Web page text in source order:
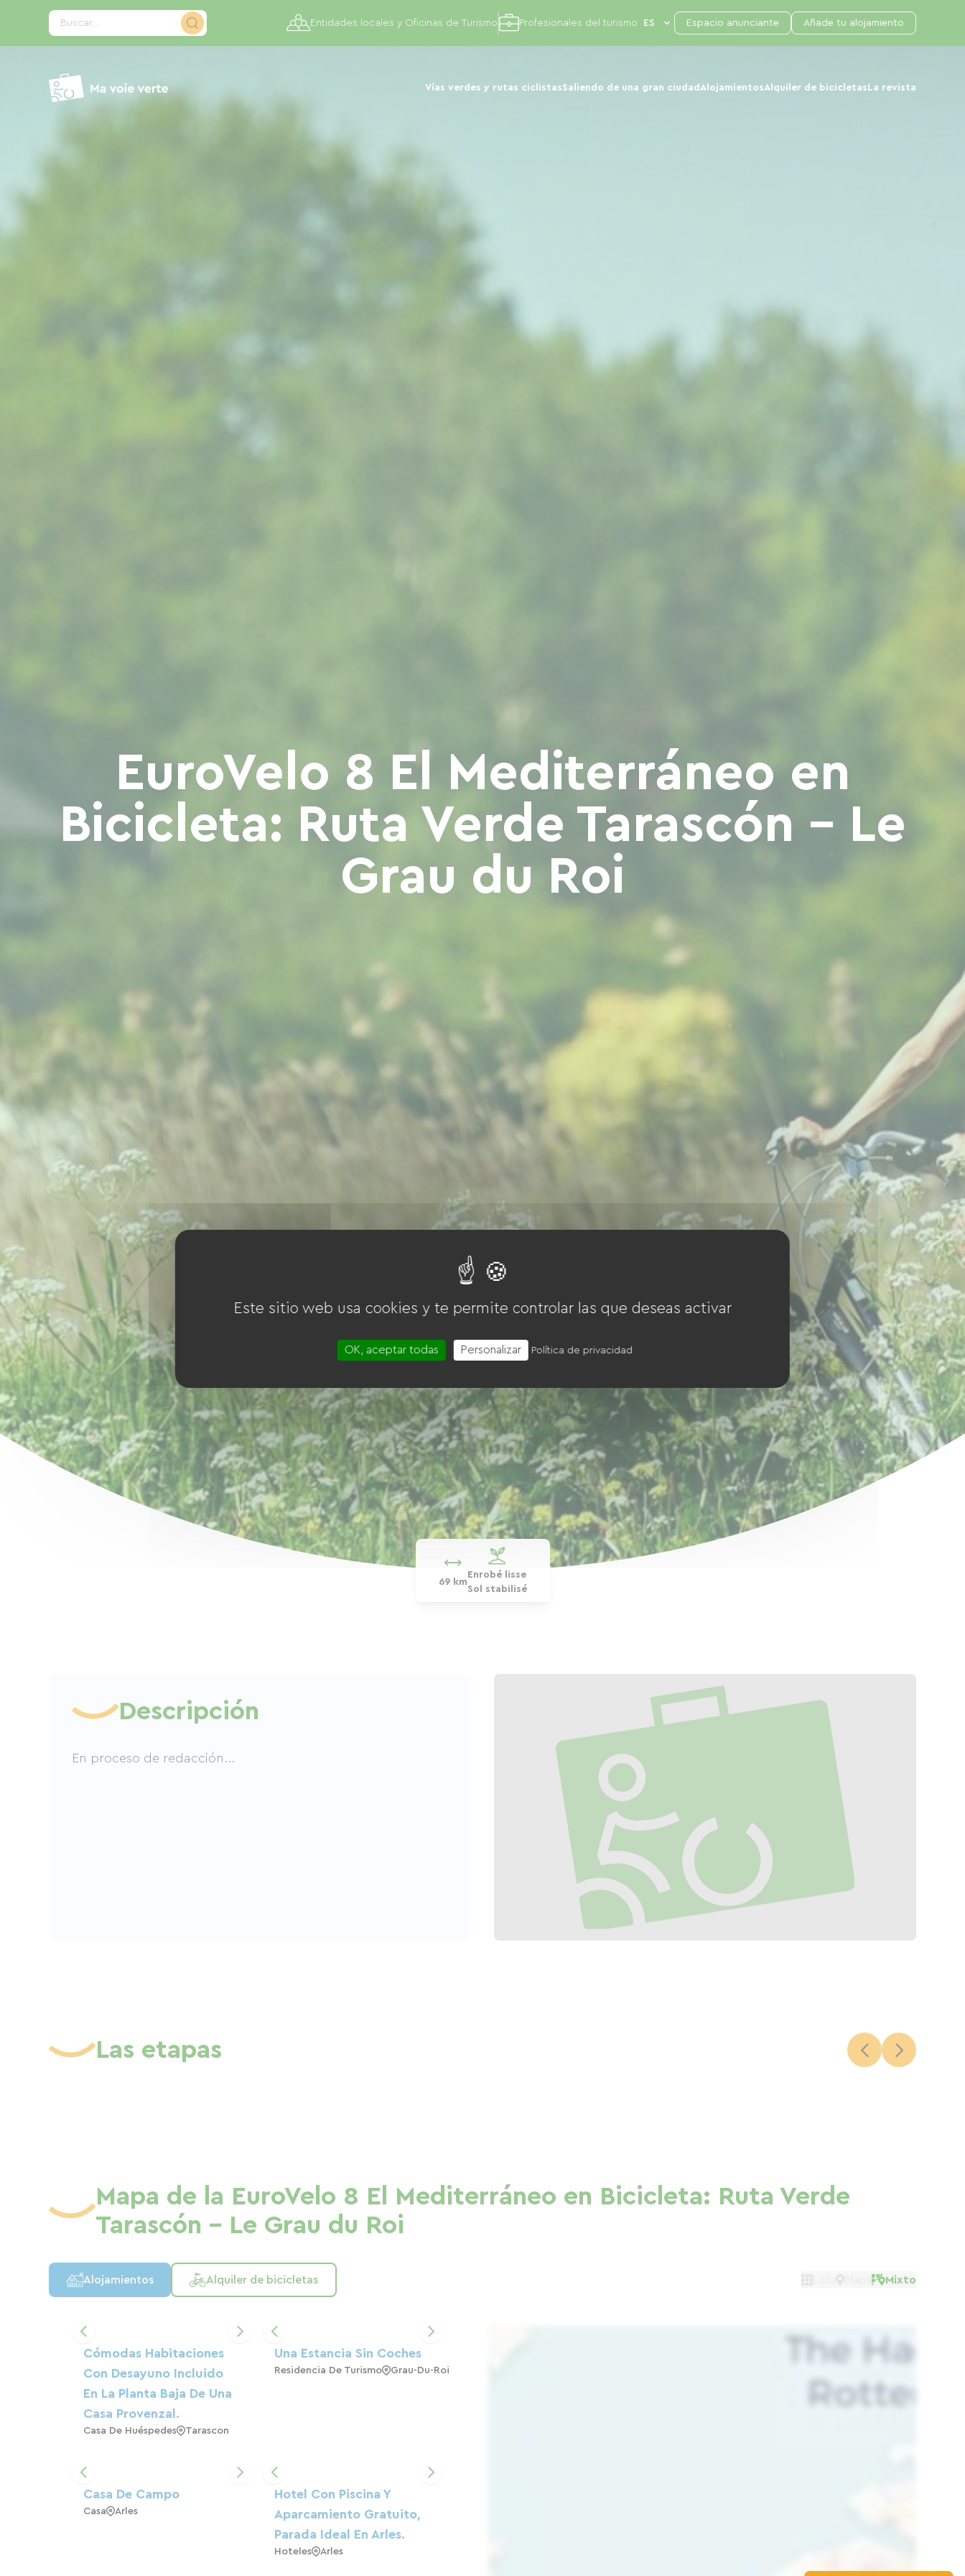
Buscar...
Vías verdes y rutas ciclistasSaliendo de una gran ciudad AlojamientosAlquiler de bicicletas La revista
Entidades locales y Oficinas de Turismo Profesionales del turismo Espacio anunciante Añade tu alojamiento
EuroVelo 8 El Mediterráneo en
Bicicleta: Ruta Verde Tarascón - Le
Grau du Roi
69 km
Enrobé lisse
Sol stabilisé
Descripción
En proceso de redacción...
Las etapas
Mapa de la EuroVelo 8 El Mediterráneo en Bicicleta: Ruta Verde
Tarascón - Le Grau du Roi
Alojamientos Alquiler de bicicletas Mixto
Cómodas Habitaciones
Con Desayuno Incluido
En La Planta Baja De Una
Casa Provenzal.
Casa De Huéspedes Tarascon
Una Estancia Sin Coches
Residencia De Turismo Grau-Du-Roi
Casa De Campo
Casa Arles
Hotel Con Piscina Y
Aparcamiento Gratuito,
Parada Ideal En Arles.
Hoteles Arles
Panel de gestión de cookies
Este sitio web usa cookies y te permite controlar las que deseas activar
OK, aceptar todas Personalizar Política de privacidad